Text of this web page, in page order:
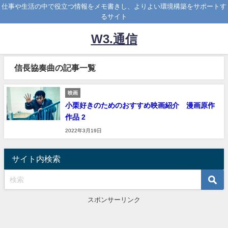
仕事や生活の中で役立つ情報をメモ書きし、よりよい環境構築をサポートす
るサイト
W3.通信
信長協奏曲の記事一覧
映画
小栗好きのためのおすすめ映画紹介 漫画原作
作品 2
2022年3月19日
サイト内検索
スポンサーリンク